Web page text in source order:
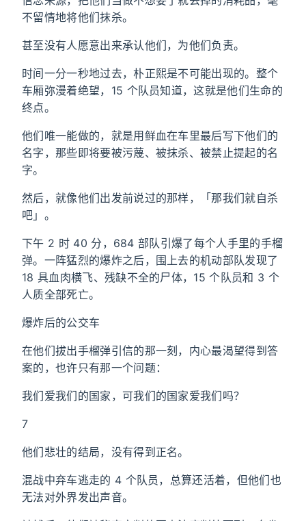
不留情地将他们抹杀。
甚至没有人愿意出来承认他们，为他们负责。
时间一分一秒地过去，朴正熙是不可能出现的。整个
车厢弥漫着绝望，15 个队员知道，这就是他们生命的
终点。
他们唯一能做的，就是用鲜血在车里最后写下他们的
名字，那些即将要被污蔑、被抹杀、被禁止提起的名
字。
然后，就像他们出发前说过的那样，「那我们就自杀
吧」。
下午 2 时 40 分，684 部队引爆了每个人手里的手榴
弹。一阵猛烈的爆炸之后，围上去的机动部队发现了
18 具血肉横飞、残缺不全的尸体，15 个队员和 3 个
人质全部死亡。
爆炸后的公交车
在他们拔出手榴弹引信的那一刻，内心最渴望得到答
案的，也许只有那一个问题：
我们爱我们的国家，可我们的国家爱我们吗？
7
他们悲壮的结局，没有得到正名。
混战中弃车逃走的 4 个队员，总算还活着，但他们也
无法对外界发出声音。